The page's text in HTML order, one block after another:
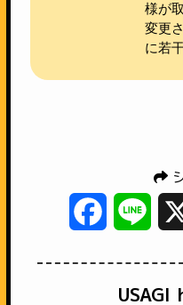
様が
変更
に若
Facebook
Line
USAGI